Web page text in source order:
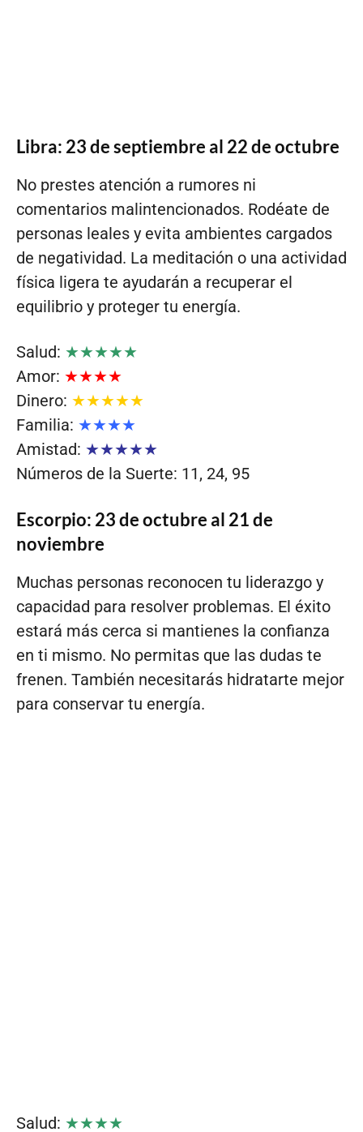
Libra: 23 de septiembre al 22 de octubre
No prestes atención a rumores ni
comentarios malintencionados. Rodéate de
personas leales y evita ambientes cargados
de negatividad. La meditación o una actividad
física ligera te ayudarán a recuperar el
equilibrio y proteger tu energía.
Salud: ★★★★★
Amor: ★★★★
Dinero: ★★★★★
Familia: ★★★★
Amistad: ★★★★★
Números de la Suerte: 11, 24, 95
Escorpio: 23 de octubre al 21 de
noviembre
Muchas personas reconocen tu liderazgo y
capacidad para resolver problemas. El éxito
estará más cerca si mantienes la confianza
en ti mismo. No permitas que las dudas te
frenen. También necesitarás hidratarte mejor
para conservar tu energía.
Salud: ★★★★